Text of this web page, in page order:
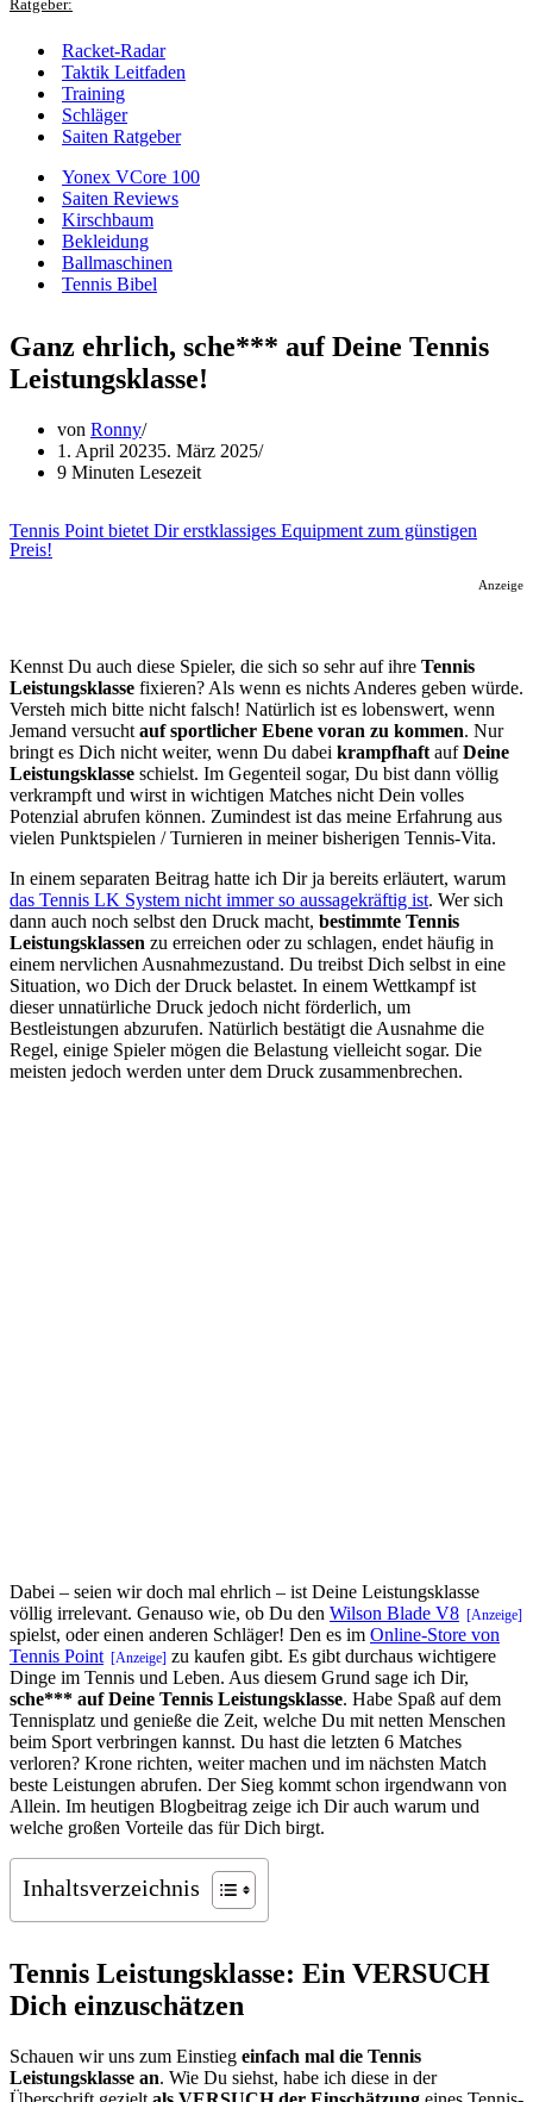
Ratgeber:
Racket-Radar
Taktik Leitfaden
Training
Schläger
Saiten Ratgeber
Yonex VCore 100
Saiten Reviews
Kirschbaum
Bekleidung
Ballmaschinen
Tennis Bibel
Ganz ehrlich, sche*** auf Deine Tennis
Leistungsklasse!
von Ronny
1. April 20235. März 2025
9 Minuten Lesezeit
Tennis Point bietet Dir erstklassiges Equipment zum günstigen
Preis!
Anzeige
Kennst Du auch diese Spieler, die sich so sehr auf ihre Tennis
Leistungsklasse fixieren? Als wenn es nichts Anderes geben würde.
Versteh mich bitte nicht falsch! Natürlich ist es lobenswert, wenn
Jemand versucht auf sportlicher Ebene voran zu kommen. Nur
bringt es Dich nicht weiter, wenn Du dabei krampfhaft aufDeine
Leistungsklasse schielst. Im Gegenteil sogar, Du bist dann völlig
verkrampft und wirst in wichtigen Matches nicht Dein volles
Potenzial abrufen können. Zumindest ist das meine Erfahrung aus
vielen Punktspielen / Turnieren in meiner bisherigen Tennis-Vita.
In einem separaten Beitrag hatte ich Dir ja bereits erläutert, warum
das Tennis LK System nicht immer so aussagekräftig ist. Wer sich
dann auch noch selbst den Druck macht, bestimmte Tennis
Leistungsklassen zu erreichen oder zu schlagen, endet häufig in
einem nervlichen Ausnahmezustand. Du treibst Dich selbst in eine
Situation, wo Dich der Druck belastet. In einem Wettkampf ist
dieser unnatürliche Druck jedoch nicht förderlich, um
Bestleistungen abzurufen. Natürlich bestätigt die Ausnahme die
Regel, einige Spieler mögen die Belastung vielleicht sogar. Die
meisten jedoch werden unter dem Druck zusammenbrechen.
Dabei – seien wir doch mal ehrlich – ist Deine Leistungsklasse
völlig irrelevant. Genauso wie, ob Du den Wilson Blade V8
spielst, oder einen anderen Schläger! Den es im Online-Store von
Tennis Point
zu kaufen gibt. Es gibt durchaus wichtigere
Dinge im Tennis und Leben. Aus diesem Grund sage ich Dir,
sche*** auf Deine Tennis Leistungsklasse. Habe Spaß auf dem
Tennisplatz und genieße die Zeit, welche Du mit netten Menschen
beim Sport verbringen kannst. Du hast die letzten 6 Matches
verloren? Krone richten, weiter machen und im nächsten Match
beste Leistungen abrufen. Der Sieg kommt schon irgendwann von
Allein. Im heutigen Blogbeitrag zeige ich Dir auch warum und
welche großen Vorteile das für Dich birgt.
Inhaltsverzeichnis
Tennis Leistungsklasse: Ein VERSUCH
Dich einzuschätzen
Schauen wir uns zum Einstieg einfach mal die Tennis
Leistungsklasse an. Wie Du siehst, habe ich diese in der